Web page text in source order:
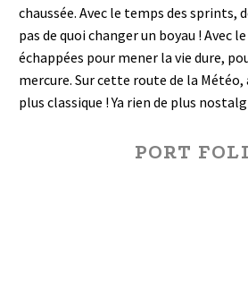
chaussée. Avec le temps des sprints,
pas de quoi changer un boyau ! Avec
échappées pour mener la vie dure,
mercure. Sur cette route de la Météo,
plus classique ! Ya rien de plus
PORT